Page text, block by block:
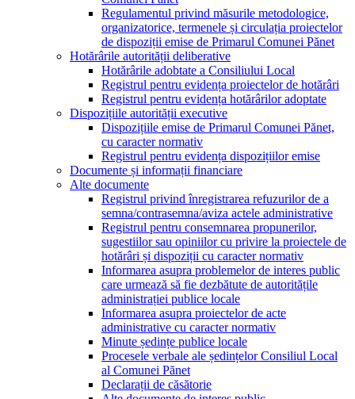
Regulamentul privind măsurile metodologice,
organizatorice, termenele și circulația proiectelor
de dispoziții emise de Primarul Comunei Pănet
Hotărârile autorității deliberative
Hotărârile adobtate a Consiliului Local
Registrul pentru evidența proiectelor de hotărâri
Registrul pentru evidența hotărârilor adoptate
Dispozițiile autorității executive
Dispozițiile emise de Primarul Comunei Pănet,
cu caracter normativ
Registrul pentru evidența dispozițiilor emise
Documente și informații financiare
Alte documente
Registrul privind înregistrarea refuzurilor de a
semna/contrasemna/aviza actele administrative
Registrul pentru consemnarea propunerilor,
sugestiilor sau opiniilor cu privire la proiectele de
hotărâri și dispoziții cu caracter normativ
Informarea asupra problemelor de interes public
care urmează să fie dezbătute de autoritățile
administrației publice locale
Informarea asupra proiectelor de acte
administrative cu caracter normativ
Minute ședințe publice locale
Procesele verbale ale ședințelor Consiliul Local
al Comunei Pănet
Declarații de căsătorie